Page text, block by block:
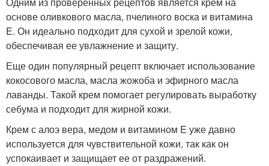
основе оливкового масла, пчелиного воска и витамина
E. Он идеально подходит для сухой и зрелой кожи,
обеспечивая ее увлажнение и защиту.
Еще один популярный рецепт включает использование
кокосового масла, масла жожоба и эфирного масла
лаванды. Такой крем помогает регулировать выработку
себума и подходит для жирной кожи.
Крем с алоэ вера, медом и витамином E уже давно
используется для чувствительной кожи, так как он
успокаивает и защищает ее от раздражений.